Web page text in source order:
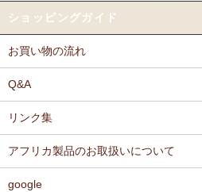
ショッピングガイド
お買い物の流れ
Q&A
リンク集
アフリカ製品のお取扱いについて
google